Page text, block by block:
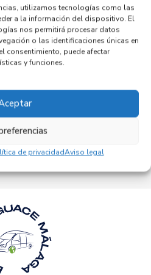
utilizamos tecnologías como las
a la información del dispositivo. El
nos permitirá procesar datos
o las identificaciones únicas en
consentimiento, puede afectar
y funciones.
de privacidadAviso legal
colaboradoras